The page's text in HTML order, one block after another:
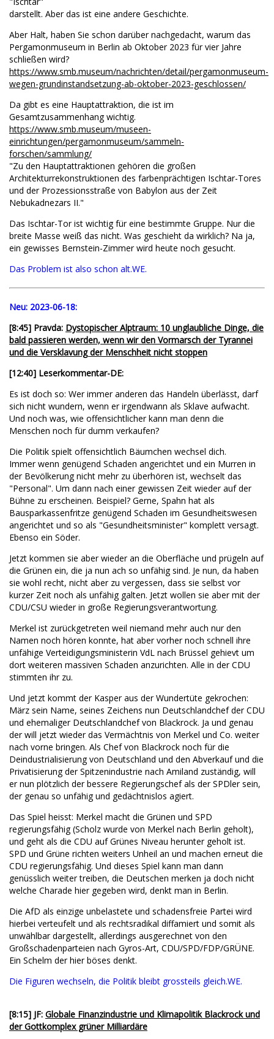
darstellt. Aber das ist eine andere Geschichte.
Aber Halt, haben Sie schon darüber nachgedacht, warum das
Pergamonmuseum in Berlin ab Oktober 2023 für vier Jahre
schließen wird?
https://www.smb.museum/nachrichten/detail/pergamonmuseum-
wegen-grundinstandsetzung-ab-oktober-2023-geschlossen/
Da gibt es eine Hauptattraktion, die ist im
Gesamtzusammenhang wichtig.
https://www.smb.museum/museen-
einrichtungen/pergamonmuseum/sammeln-
forschen/sammlung/
"Zu den Hauptattraktionen gehören die großen
Architekturrekonstruktionen des farbenprächtigen Ischtar-Tores
und der Prozessionsstraße von Babylon aus der Zeit
Nebukadnezars II."
Das Ischtar-Tor ist wichtig für eine bestimmte Gruppe. Nur die
breite Masse weiß das nicht. Was geschieht da wirklich? Na ja,
ein gewisses Bernstein-Zimmer wird heute noch gesucht.
Das Problem ist also schon alt.WE.
Neu: 2023-06-18:
[8:45] Pravda: Dystopischer Alptraum: 10 unglaubliche Dinge, die
bald passieren werden, wenn wir den Vormarsch der Tyrannei
und die Versklavung der Menschheit nicht stoppen
[12:40] Leserkommentar-DE:
Es ist doch so: Wer immer anderen das Handeln überlässt, darf
sich nicht wundern, wenn er irgendwann als Sklave aufwacht.
Und noch was, wie offensichtlicher kann man denn die
Menschen noch für dumm verkaufen?
Die Politik spielt offensichtlich Bäumchen wechsel dich.
Immer wenn genügend Schaden angerichtet und ein Murren in
der Bevölkerung nicht mehr zu überhören ist, wechselt das
"Personal". Um dann nach einer gewissen Zeit wieder auf der
Bühne zu erscheinen. Beispiel? Gerne, Spahn hat als
Bausparkassenfritze genügend Schaden im Gesundheitswesen
angerichtet und so als "Gesundheitsminister" komplett versagt.
Ebenso ein Söder.
Jetzt kommen sie aber wieder an die Oberfläche und prügeln auf
die Grünen ein, die ja nun ach so unfähig sind. Je nun, da haben
sie wohl recht, nicht aber zu vergessen, dass sie selbst vor
kurzer Zeit noch als unfähig galten. Jetzt wollen sie aber mit der
CDU/CSU wieder in große Regierungsverantwortung.
Merkel ist zurückgetreten weil niemand mehr auch nur den
Namen noch hören konnte, hat aber vorher noch schnell ihre
unfähige Verteidigungsministerin VdL nach Brüssel gehievt um
dort weiteren massiven Schaden anzurichten. Alle in der CDU
stimmten ihr zu.
Und jetzt kommt der Kasper aus der Wundertüte gekrochen:
März sein Name, seines Zeichens nun Deutschlandchef der CDU
und ehemaliger Deutschlandchef von Blackrock. Ja und genau
der will jetzt wieder das Vermächtnis von Merkel und Co. weiter
nach vorne bringen. Als Chef von Blackrock noch für die
Deindustrialisierung von Deutschland und den Abverkauf und die
Privatisierung der Spitzenindustrie nach Amiland zuständig, will
er nun plötzlich der bessere Regierungschef als der SPDler sein,
der genau so unfähig und gedächtnislos agiert.
Das Spiel heisst: Merkel macht die Grünen und SPD
regierungsfähig (Scholz wurde von Merkel nach Berlin geholt),
und geht als die CDU auf Grünes Niveau herunter geholt ist.
SPD und Grüne richten weiters Unheil an und machen erneut die
CDU regierungsfähig. Und dieses Spiel kann man dann
genüsslich weiter treiben, die Deutschen merken ja doch nicht
welche Charade hier gegeben wird, denkt man in Berlin.
Die AfD als einzige unbelastete und schadensfreie Partei wird
hierbei verteufelt und als rechtsradikal diffamiert und somit als
unwählbar dargestellt, allerdings ausgerechnet von den
Großschadenparteien nach Gyros-Art, CDU/SPD/FDP/GRÜNE.
Ein Schelm der hier böses denkt.
Die Figuren wechseln, die Politik bleibt grossteils gleich.WE.
[8:15] JF: Globale Finanzindustrie und Klimapolitik Blackrock und
der Gottkomplex grüner Milliardäre